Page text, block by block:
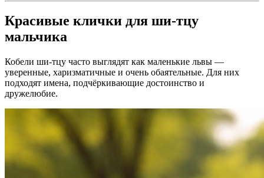
Красивые клички для ши-тцу
мальчика
Кобели ши-тцу часто выглядят как маленькие львы —
уверенные, харизматичные и очень обаятельные. Для них
подходят имена, подчёркивающие достоинство и
дружелюбие.